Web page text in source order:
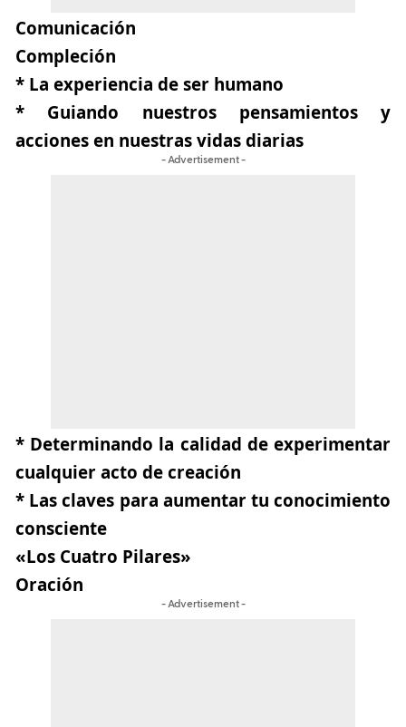
Comunicación
Compleción
* La experiencia de ser humano
* Guiando nuestros pensamientos y
acciones en nuestras vidas diarias
- Advertisement -
* Determinando la calidad de experimentar
cualquier acto de creación
* Las claves para aumentar tu conocimiento
consciente
«Los Cuatro Pilares»
Oración
- Advertisement -